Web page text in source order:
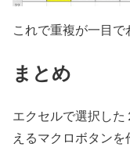
これで重複が一目で
まとめ
エクセルで選択し
えるマクロボタンを